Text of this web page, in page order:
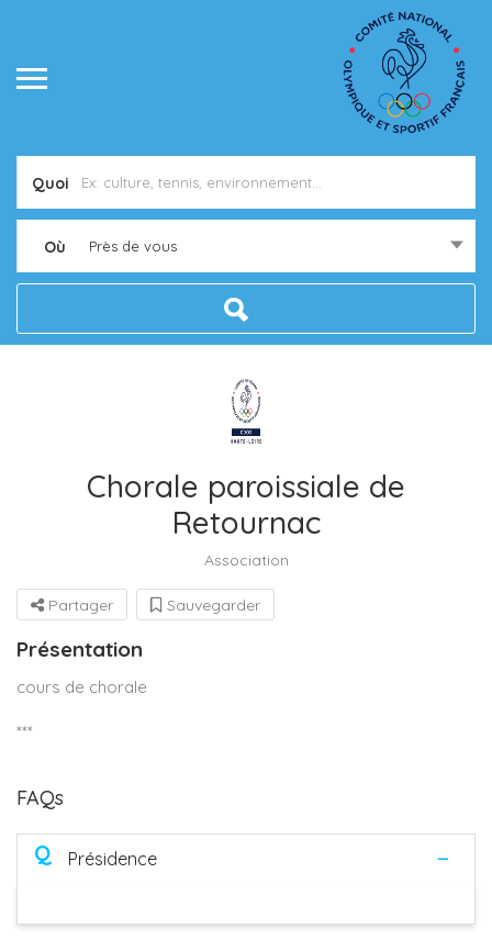
Quoi
Où Près de vous
Chorale paroissiale de
Retournac
Association
Partager Sauvegarder
Présentation
cours de chorale
***
FAQs
Q Présidence